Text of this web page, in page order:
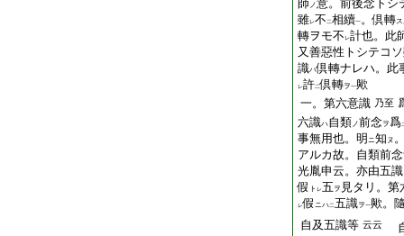
師ノ意。前後念トシ
雖レ不 二相續一。倶轉
轉ヲモ不 レ計也。此
又善惡性トシテコ
識ハ倶轉ナレハ。此
レ許二倶轉ヲ一歟
一。第六意識 乃至
六識ハ自類ノ前念ヲ爲
事無用也。明 ニ知 ヌ
アルカ故。自類前
光胤申云。亦由五識
假 ト レ五 ヲ 見タリ。第
レ假 ニハ二五識ヲ一歟。
自及五識等 云云